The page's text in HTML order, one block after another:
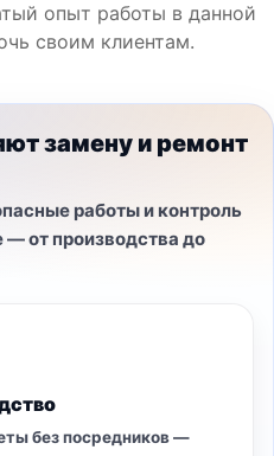
опыт работы в данной
своим клиентам.
замену и ремонт
работы и контроль
— от производства до
без посредников —